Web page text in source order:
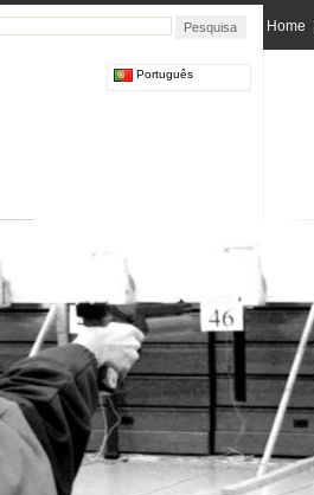
Home
Português